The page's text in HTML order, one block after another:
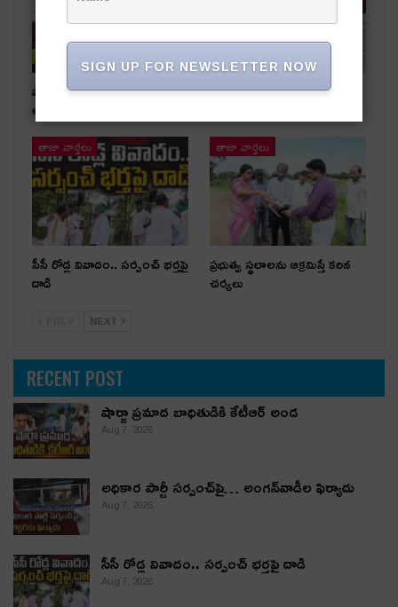
షార్జా ప్రమాద బాధితుడికి కేటీఆర్
అండ
అధికార పార్టీ స‌ర్పంచ్‌పై…
తాజా వార్తలు
సీసీ రోడ్ల వివాదం.. స‌ర్పంచ్ భ‌ర్త‌పై
దాడి
తాజా వార్తలు
ప్రభుత్వ స్థలాలను ఆక్రమిస్తే కఠిన
చర్యలు
NEXT
RECENT POST
షార్జా ప్రమాద బాధితుడికి కేటీఆర్ అండ
Aug 7, 2026
అధికార పార్టీ స‌ర్పంచ్‌పై… అంగ‌న్‌వాడీల ఫిర్యాదు
Aug 7, 2026
సీసీ రోడ్ల వివాదం.. స‌ర్పంచ్ భ‌ర్త‌పై దాడి
Aug 7, 2026
SIGN UP FOR NEWSLETTER NOW